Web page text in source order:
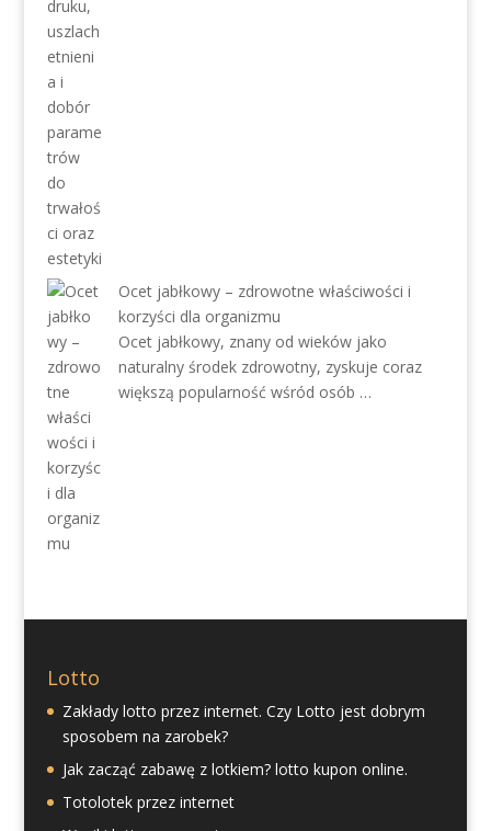
Ocet jabłkowy – zdrowotne właściwości i
korzyści dla organizmu
Ocet jabłkowy, znany od wieków jako
naturalny środek zdrowotny, zyskuje coraz
większą popularność wśród osób …
Lotto
Zakłady lotto przez internet. Czy Lotto jest dobrym
sposobem na zarobek?
Jak zacząć zabawę z lotkiem? lotto kupon online.
Totolotek przez internet